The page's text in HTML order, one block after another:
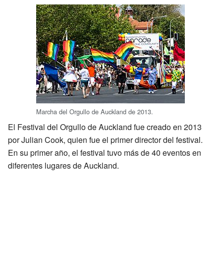
Marcha del Orgullo de Auckland de 2013.
El Festival del Orgullo de Auckland fue creado en 2013
por Julian Cook, quien fue el primer director del festival.
En su primer año, el festival tuvo más de 40 eventos en
diferentes lugares de Auckland.